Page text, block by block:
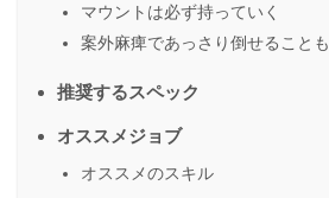
マウントは必ず持っていく
案外麻痺であっさり倒せることも
推奨するスペック
オススメジョブ
オススメのスキル